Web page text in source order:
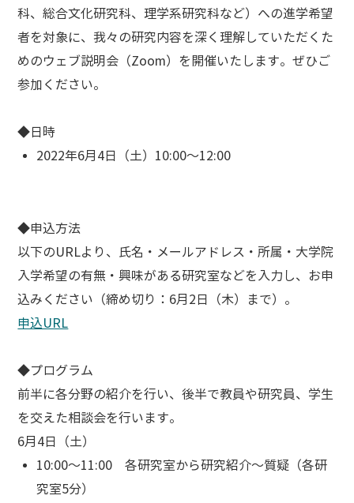
科、総合文化研究科、理学系研究科など）への進学希望
者を対象に、我々の研究内容を深く理解していただくた
めのウェブ説明会（Zoom）を開催いたします。ぜひご
参加ください。
◆日時
2022年6月4日（土）10:00～12:00
◆申込方法
以下のURLより、氏名・メールアドレス・所属・大学院
入学希望の有無・興味がある研究室などを入力し、お申
込みください（締め切り：6月2日（木）まで）。
申込URL
◆プログラム
前半に各分野の紹介を行い、後半で教員や研究員、学生
を交えた相談会を行います。
6月4日（土）
10:00～11:00 各研究室から研究紹介～質疑（各研
究室5分）